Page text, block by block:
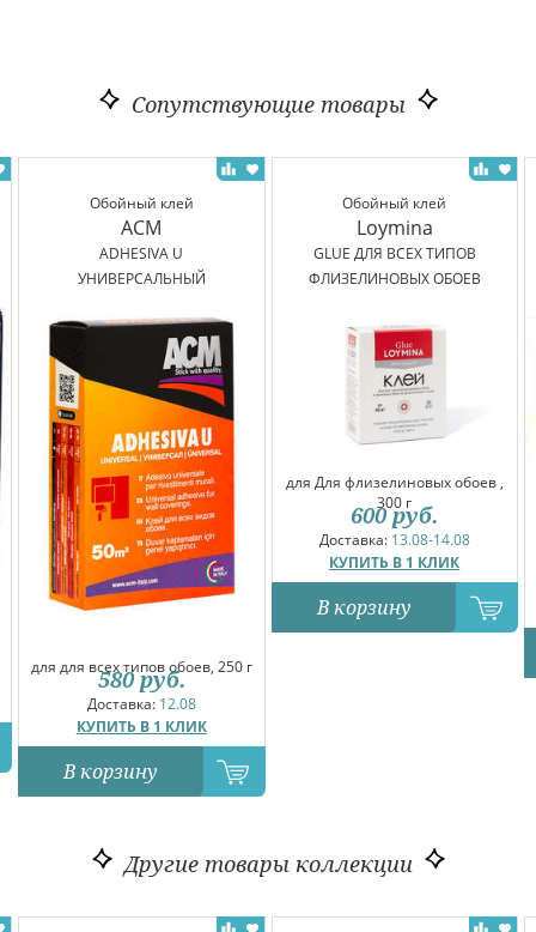
Сопутствующие товары
Обойный клей
ACM
ADHESIVA U
УНИВЕРСАЛЬНЫЙ
для для всех типов обоев, 250 г
Доставка: 12.08
КУПИТЬ В 1 КЛИК
580 руб.
В корзину
Обойный клей
Loymina
GLUE ДЛЯ ВСЕХ ТИПОВ
ФЛИЗЕЛИНОВЫХ ОБОЕВ
для Для флизелиновых обоев ,
300 г
Доставка: 13.08-14.08
КУПИТЬ В 1 КЛИК
600 руб.
В корзину
Другие товары коллекции